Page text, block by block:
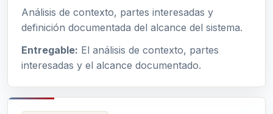
Análisis de contexto, partes interesadas y
definición documentada del alcance del sistema.
Entregable: El análisis de contexto, partes
interesadas y el alcance documentado.